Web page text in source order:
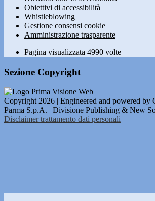
Obiettivi di accessibilità
Whistleblowing
Gestione consensi cookie
Amministrazione trasparente
Pagina visualizzata 4990 volte
Sezione Copyright
Copyright 2026 | Engineered and powered by
Parma S.p.A. | Divisione Publishing & New
Disclaimer trattamento dati personali